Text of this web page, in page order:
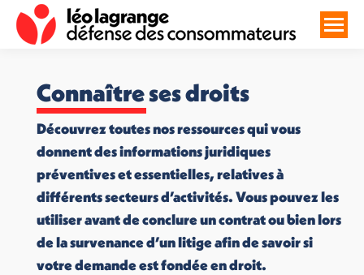
Connaître ses droits
Découvrez toutes nos ressources qui vous
donnent des informations juridiques
préventives et essentielles, relatives à
différents secteurs d’activités. Vous pouvez les
utiliser avant de conclure un contrat ou bien lors
de la survenance d’un litige afin de savoir si
votre demande est fondée en droit.